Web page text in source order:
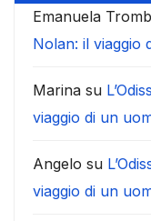
Emanuela
Nolan: il viaggio
Marina su
viaggio di un
Angelo su
viaggio di un